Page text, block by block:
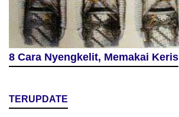
8 Cara Nyengkelit, Memakai Keris
TERUPDATE